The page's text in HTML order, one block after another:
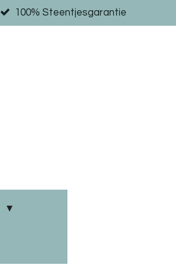
100% Steentjesgarantie